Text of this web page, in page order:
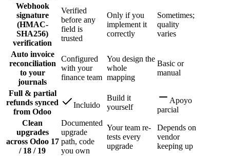
Webhook
signature
(HMAC-
SHA256)
verification
Verified
before any
field is
trusted
Only if you
implement it
correctly
Sometimes;
quality
varies
Auto invoice
reconciliation
to your
journals
Configured
with your
finance team
You design the
whole
mapping
Basic or
manual
Full & partial
refunds synced
from Odoo
Incluido
Build it
yourself
Apoyo
parcial
Clean
upgrades
across Odoo 17
/ 18 / 19
Documented
upgrade
path, code
you own
Your team re-
tests every
upgrade
Depends on
vendor
keeping up